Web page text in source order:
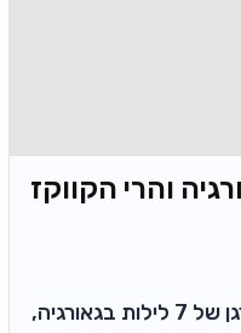
והרי הקווקז
הצטרפו אלינו בסוכות לטיול מאורגן של 7 לילות בגאורגיה,